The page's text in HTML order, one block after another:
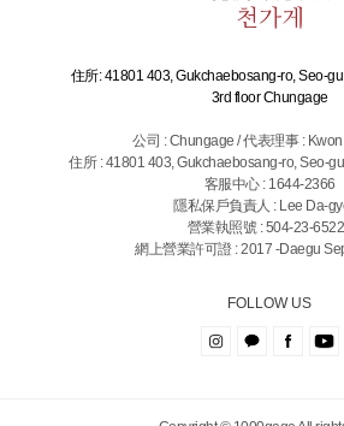
住所: 41801 403, Gukchaebosang-ro, Seo-
3rd floor Chungage
公司 : Chungage / 代表理事 :
住所 : 41801 403, Gukchaebosang-ro, Seo-
客服中心 : 1644-2366
隱私保戶負責人 : Lee Da-
營業執照號 : 504-23-
網上營業許可證 : 2017 -Daegu
FOLLOW US